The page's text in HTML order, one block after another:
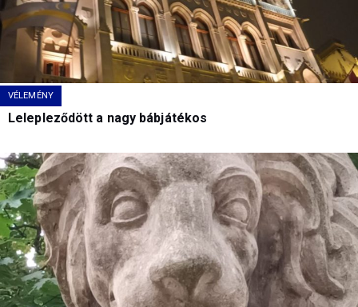
VÉLEMÉNY
Lelepleződött a nagy bábjátékos